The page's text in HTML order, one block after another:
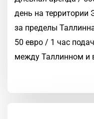
день на территории
за пределы
50 евро / 1 час
между Таллинном и